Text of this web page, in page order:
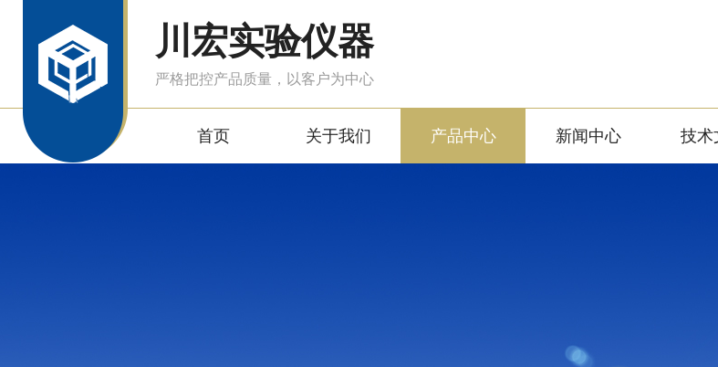
川宏实验仪器
严格把控产品质量，以客户为中心
首页 关于我们 产品中心 新闻中心 技术